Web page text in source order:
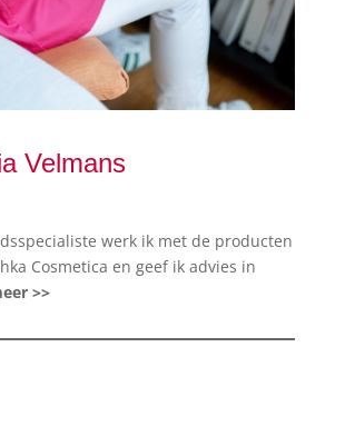
Velmans
werk ik met de producten
Cosmetica en geef ik advies in
>>